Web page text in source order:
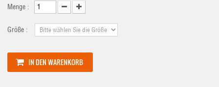
Menge :
Größe :
IN DEN WARENKORB